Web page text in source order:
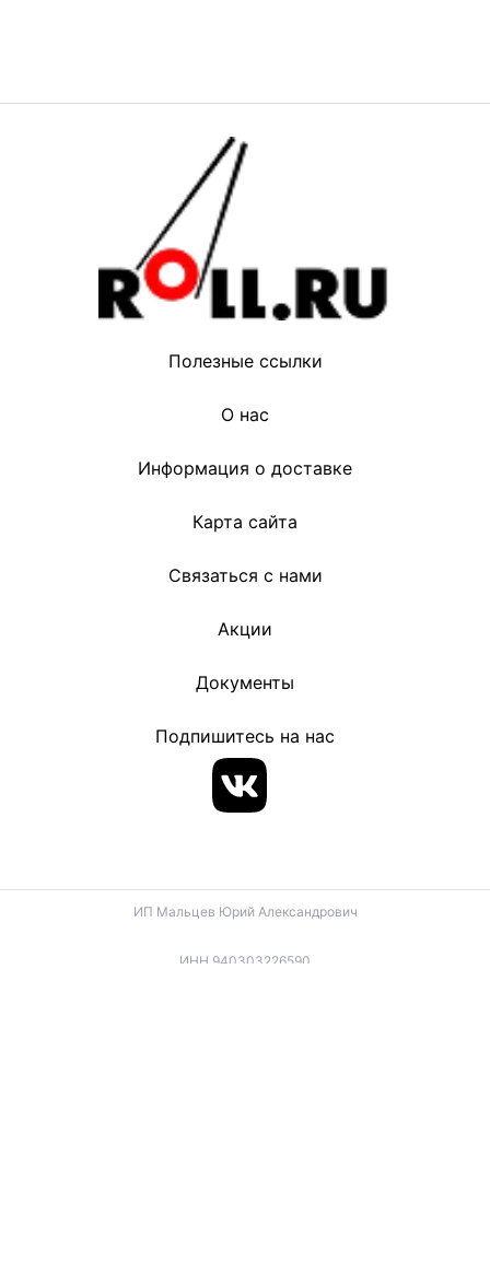
Полезные ссылки
О нас
Информация о доставке
Карта сайта
Связаться с нами
Акции
Документы
Подпишитесь на нас
ИП Мальцев Юрий Александрович
ИНН 940303226590